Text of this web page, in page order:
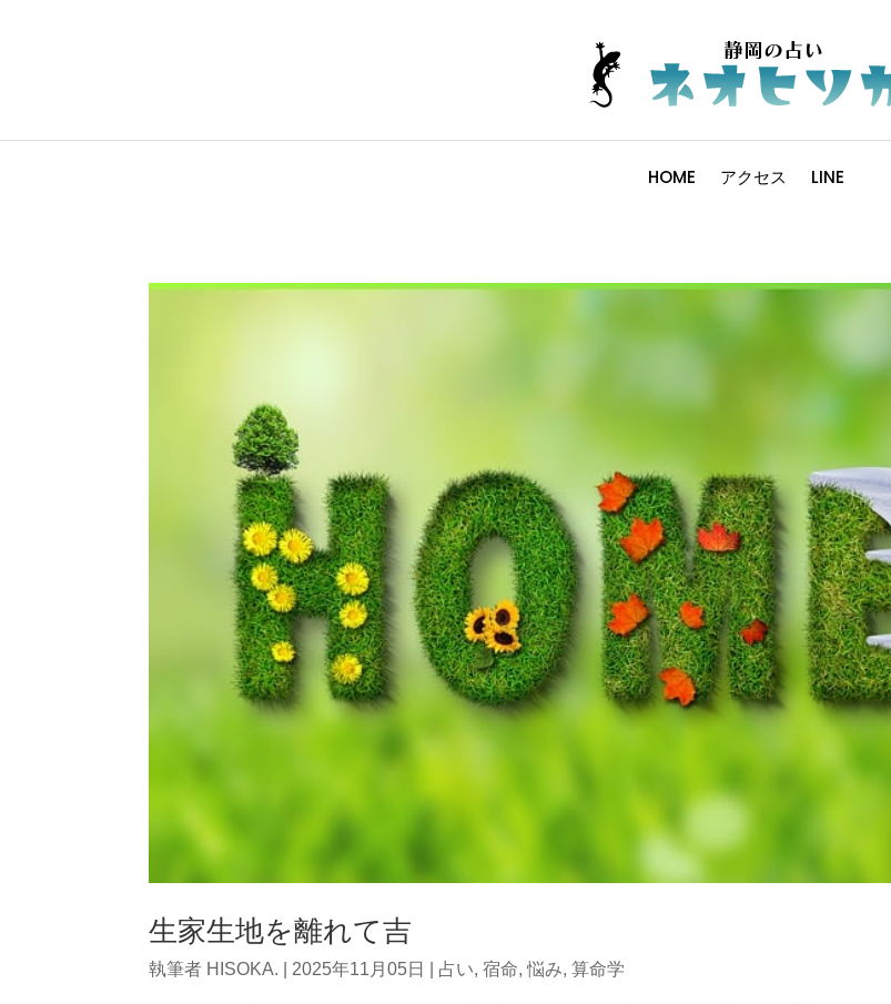
HOME アクセス LINE
生家生地を離れて吉
執筆者 HISOKA. 2025年11月05日 占い,宿命,悩み,算命学